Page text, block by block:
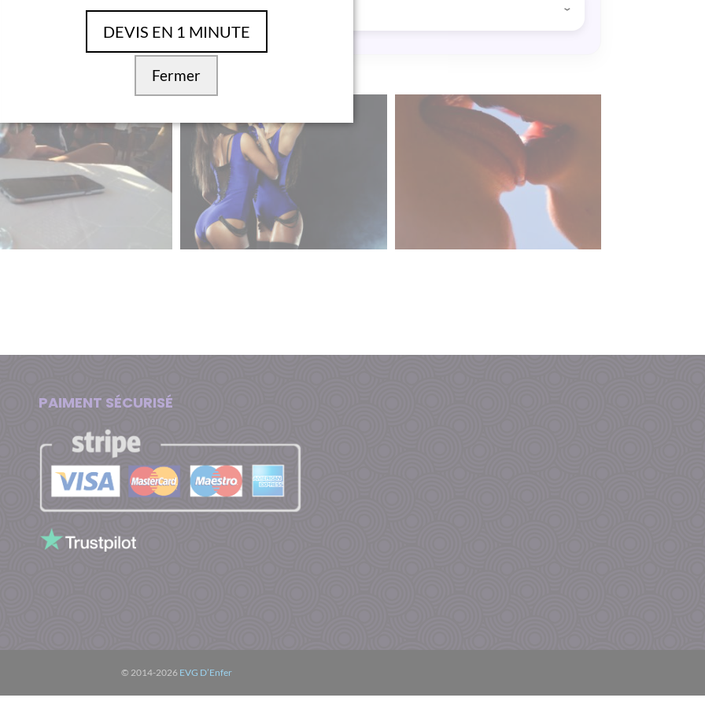
d’autres shows ensemble comme lafausse femme de chambre
10 personnes avec minimum 2 activités à comprendre par personne.
refuser des groupes qui arrivent en état d’ivresse ou sous influence des drogues, en cas de
PAIMENT SÉCURISÉ
© 2014-2026 EVG D’Enfer
DEVIS EN 1 MINUTE
Fermer